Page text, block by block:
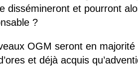
dissémineront et pourront
?
OGM seront en
et déjà acquis